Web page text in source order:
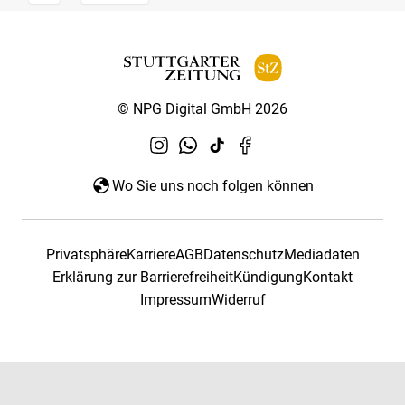
© NPG Digital GmbH 2026
Wo Sie uns noch folgen können
PrivatsphäreKarriereAGBDatenschutzMediadaten
Erklärung zur BarrierefreiheitKündigungKontakt
ImpressumWiderruf